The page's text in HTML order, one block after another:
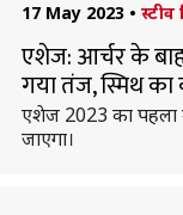
17 May 2023 • स्टीव
एशेज: आर्चर के
गया तंज, स्मिथ का
एशेज 2023 का पहला
जाएगा।